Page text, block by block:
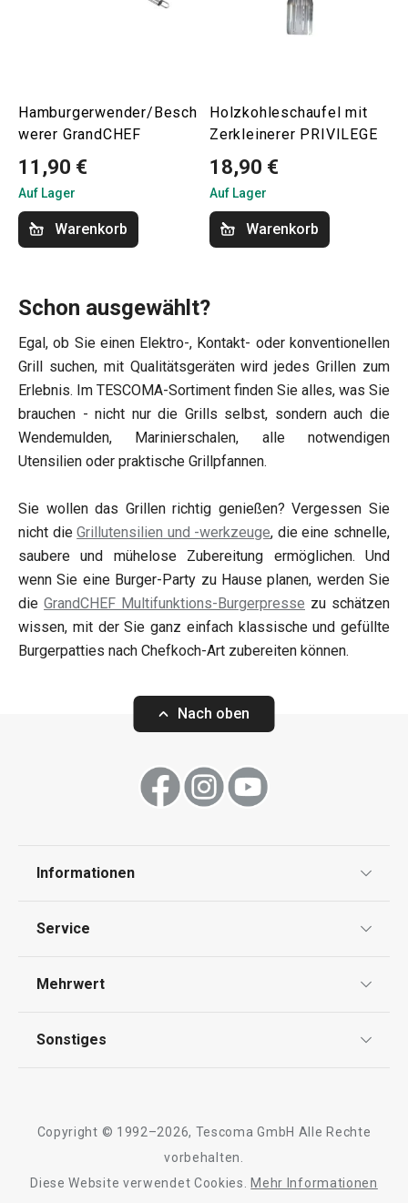
Hamburgerwender/Besch
werer GrandCHEF
11,90 €
Auf Lager
Warenkorb
Holzkohleschaufel mit
Zerkleinerer PRIVILEGE
18,90 €
Auf Lager
Warenkorb
Schon ausgewählt?
Egal, ob Sie einen Elektro-, Kontakt- oder konventionellen
Grill suchen, mit Qualitätsgeräten wird jedes Grillen zum
Erlebnis. Im TESCOMA-Sortiment finden Sie alles, was Sie
brauchen - nicht nur die Grills selbst, sondern auch die
Wendemulden, Marinierschalen, alle notwendigen
Utensilien oder praktische Grillpfannen.
Sie wollen das Grillen richtig genießen? Vergessen Sie
nicht dieGrillutensilien und -werkzeuge, die eine schnelle,
saubere und mühelose Zubereitung ermöglichen. Und
wenn Sie eine Burger-Party zu Hause planen, werden Sie
die GrandCHEF Multifunktions-Burgerpresse zu schätzen
wissen, mit der Sie ganz einfach klassische und gefüllte
Burgerpatties nach Chefkoch-Art zubereiten können.
Nach oben
Informationen
Impressum
Service
Kontaktformular
Mehrwert
Qualität
Sonstiges
Barrierefreiheit
Copyright © 1992–2026, Tescoma GmbH Alle Rechte
vorbehalten.
Diese Website verwendet Cookies.
Mehr Informationen